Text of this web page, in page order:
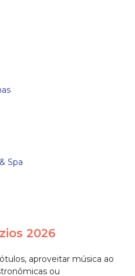
Spa
2026
aproveitar música ao
ou